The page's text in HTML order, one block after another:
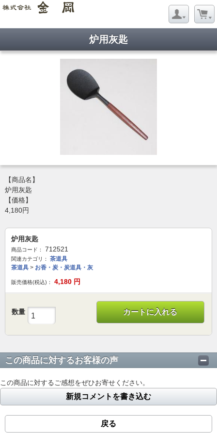
炉用灰匙
【商品名】
炉用灰匙
【価格】
4,180円
炉用灰匙
商品コード： 712521
関連カテゴリ：
茶道具
茶道具 > お香・炭・炭道具・灰
販売価格(税込)： 4,180 円
数量 カートに入れる
この商品に対するお客様の声
この商品に対するご感想をぜひお寄せください。
新規コメントを書き込む
戻る